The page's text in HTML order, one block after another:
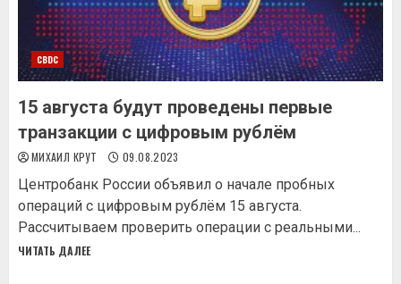
CBDC
15 августа будут проведены первые
транзакции с цифровым рублём
МИХАИЛ КРУТ 09.08.2023
Центробанк России объявил о начале пробных
операций с цифровым рублём 15 августа.
Рассчитываем проверить операции с реальными...
ЧИТАТЬ ДАЛЕЕ